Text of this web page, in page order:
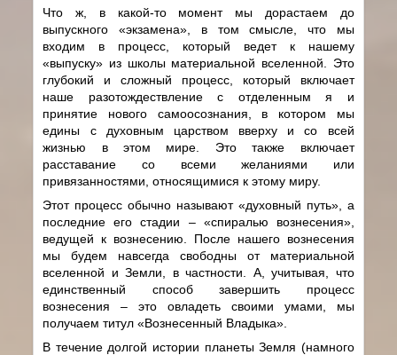
Что ж, в какой-то момент мы дорастаем до
выпускного «экзамена», в том смысле, что мы
входим в процесс, который ведет к нашему
«выпуску» из школы материальной вселенной. Это
глубокий и сложный процесс, который включает
наше разотождествление с отделенным я и
принятие нового самоосознания, в котором мы
едины с духовным царством вверху и со всей
жизнью в этом мире. Это также включает
расставание со всеми желаниями или
привязанностями, относящимися к этому миру.
Этот процесс обычно называют «духовный путь», а
последние его стадии – «спиралью вознесения»,
ведущей к вознесению. После нашего вознесения
мы будем навсегда свободны от материальной
вселенной и Земли, в частности. А, учитывая, что
единственный способ завершить процесс
вознесения – это овладеть своими умами, мы
получаем титул «Вознесенный Владыка».
В течение долгой истории планеты Земля (намного